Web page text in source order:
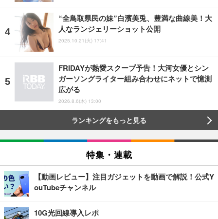
“全鳥取県民の妹”白濱美兎、豊満な曲線美！大
人なランジェリーショット公開
2025.10.21(火) 17:41
FRIDAYが熱愛スクープ予告！大河女優とシン
ガーソングライター組み合わせにネットで憶測
広がる
2026.8.6(木) 13:00
ランキングをもっと見る
特集・連載
【動画レビュー】注目ガジェットを動画で解説！公式Y
ouTubeチャンネル
10G光回線導入レポ